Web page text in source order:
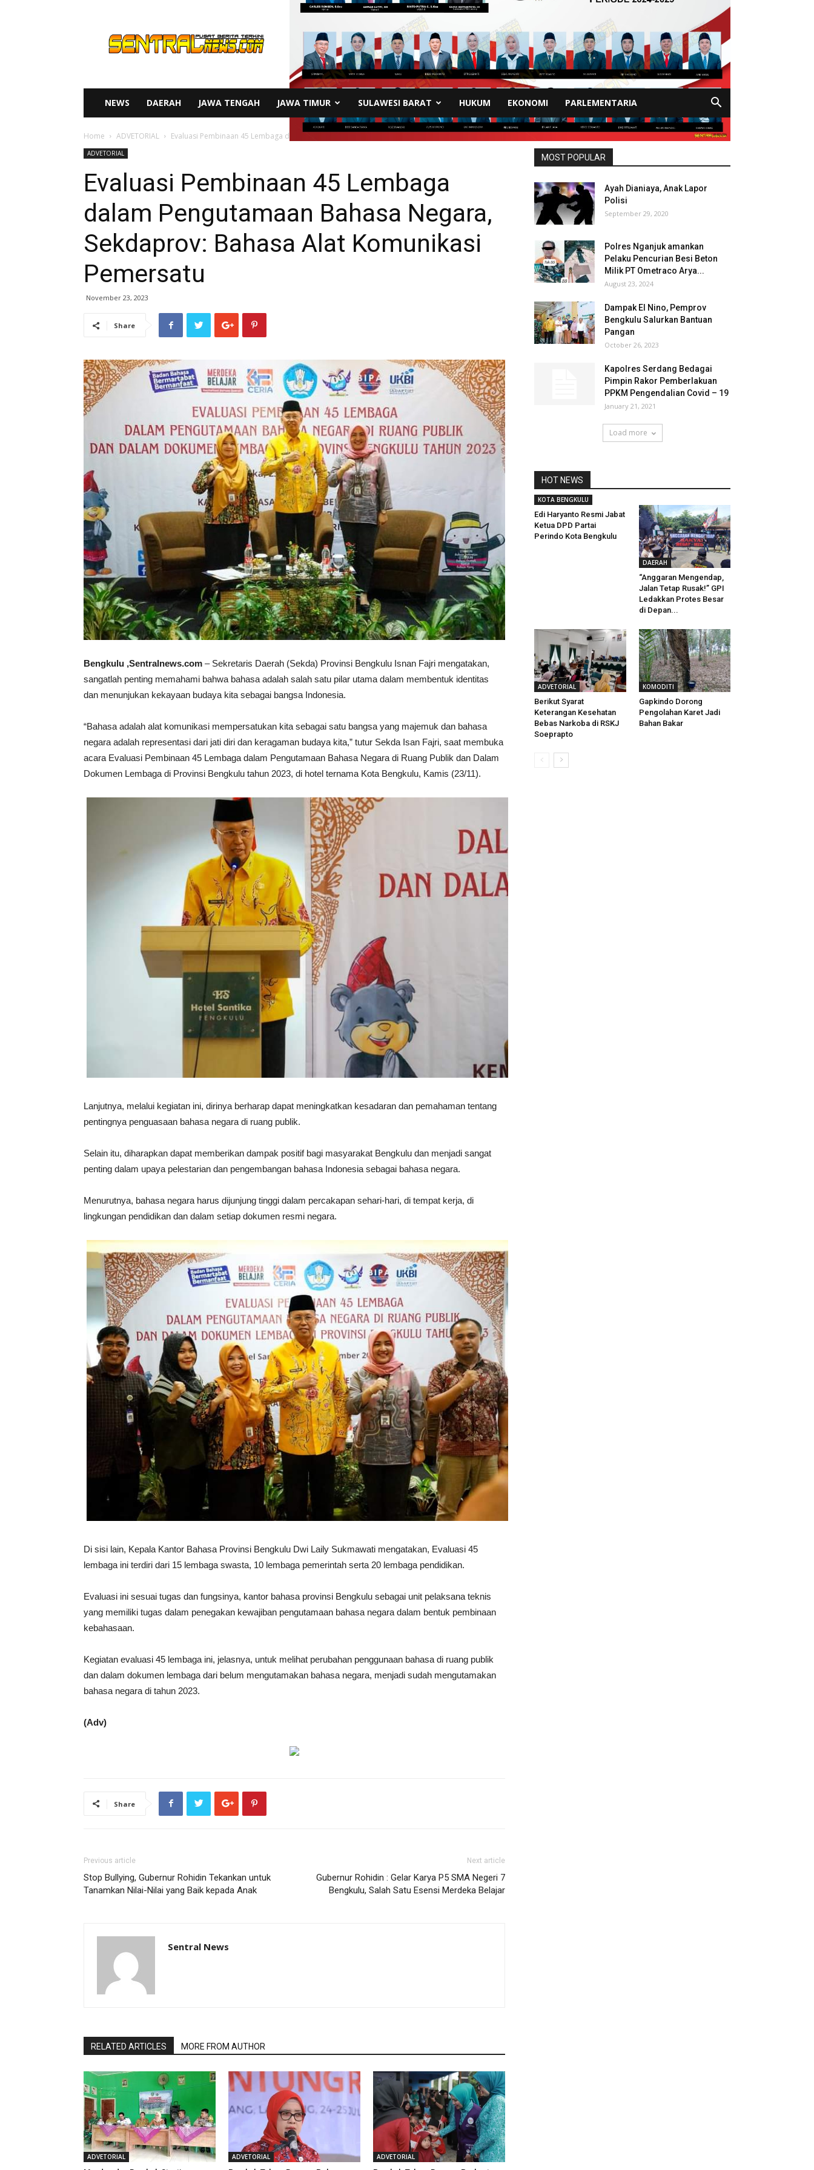
NEWS
NEWS DAERAH JAWA TENGAH JAWA TIMUR SULAWESI BARAT HUKUM EKONOMI PARLEMENTARIA
Home ADVETORIAL Evaluasi Pembinaan 45 Lembaga dalam Pengutamaan Bahasa Negara, Sekdaprov: Bahasa Alat Komunikasi...
ADVETORIAL
Evaluasi Pembinaan 45 Lembaga
dalam Pengutamaan Bahasa Negara,
Sekdaprov: Bahasa Alat Komunikasi
Pemersatu
November 23, 2023
Share
Bengkulu ,Sentralnews.com – Sekretaris Daerah (Sekda) Provinsi Bengkulu Isnan Fajri mengatakan,
sangatlah penting memahami bahwa bahasa adalah salah satu pilar utama dalam membentuk identitas
dan menunjukan kekayaan budaya kita sebagai bangsa Indonesia.
“Bahasa adalah alat komunikasi mempersatukan kita sebagai satu bangsa yang majemuk dan bahasa
negara adalah representasi dari jati diri dan keragaman budaya kita,” tutur Sekda Isan Fajri, saat membuka
acara Evaluasi Pembinaan 45 Lembaga dalam Pengutamaan Bahasa Negara di Ruang Publik dan Dalam
Dokumen Lembaga di Provinsi Bengkulu tahun 2023, di hotel ternama Kota Bengkulu, Kamis (23/11).
Lanjutnya, melalui kegiatan ini, dirinya berharap dapat meningkatkan kesadaran dan pemahaman tentang
pentingnya penguasaan bahasa negara di ruang publik.
Selain itu, diharapkan dapat memberikan dampak positif bagi masyarakat Bengkulu dan menjadi sangat
penting dalam upaya pelestarian dan pengembangan bahasa Indonesia sebagai bahasa negara.
Menurutnya, bahasa negara harus dijunjung tinggi dalam percakapan sehari-hari, di tempat kerja, di
lingkungan pendidikan dan dalam setiap dokumen resmi negara.
Di sisi lain, Kepala Kantor Bahasa Provinsi Bengkulu Dwi Laily Sukmawati mengatakan, Evaluasi 45
lembaga ini terdiri dari 15 lembaga swasta, 10 lembaga pemerintah serta 20 lembaga pendidikan.
Evaluasi ini sesuai tugas dan fungsinya, kantor bahasa provinsi Bengkulu sebagai unit pelaksana teknis
yang memiliki tugas dalam penegakan kewajiban pengutamaan bahasa negara dalam bentuk pembinaan
kebahasaan.
Kegiatan evaluasi 45 lembaga ini, jelasnya, untuk melihat perubahan penggunaan bahasa di ruang publik
dan dalam dokumen lembaga dari belum mengutamakan bahasa negara, menjadi sudah mengutamakan
bahasa negara di tahun 2023.
(Adv)
Share
Previous article
Stop Bullying, Gubernur Rohidin Tekankan untuk
Tanamkan Nilai-Nilai yang Baik kepada Anak
Next article
Gubernur Rohidin : Gelar Karya P5 SMA Negeri 7
Bengkulu, Salah Satu Esensi Merdeka Belajar
Sentral News
RELATED ARTICLES MORE FROM AUTHOR
ADVETORIAL ADVETORIAL ADVETORIAL
MOST POPULAR
Ayah Dianiaya, Anak Lapor
Polisi
September 29, 2020
Polres Nganjuk amankan
Pelaku Pencurian Besi Beton
Milik PT Ometraco Arya...
August 23, 2024
Dampak El Nino, Pemprov
Bengkulu Salurkan Bantuan
Pangan
October 26, 2023
Kapolres Serdang Bedagai
Pimpin Rakor Pemberlakuan
PPKM Pengendalian Covid – 19
January 21, 2021
Load more
HOT NEWS
KOTA BENGKULU
Edi Haryanto Resmi Jabat
Ketua DPD Partai
Perindo Kota Bengkulu
DAERAH
“Anggaran Mengendap,
Jalan Tetap Rusak!” GPI
Ledakkan Protes Besar
di Depan...
ADVETORIAL
Berikut Syarat
Keterangan Kesehatan
Bebas Narkoba di RSKJ
Soeprapto
KOMODITI
Gapkindo Dorong
Pengolahan Karet Jadi
Bahan Bakar